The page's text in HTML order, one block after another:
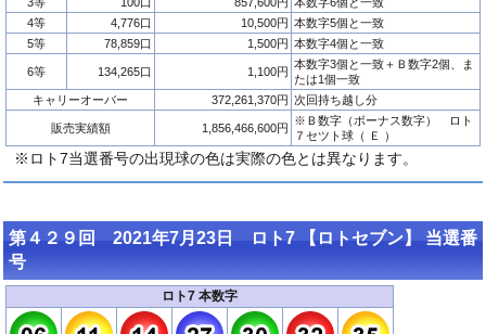
4等
4,776口 10,500円 本数字5個と一致
5等
78,859口 1,500円 本数字4個と一致
6等 134,265口 1,100円
本数字3個と一致＋Ｂ数字2個、ま
たは1個一致
キャリーオーバー
372,261,370円 次回持ち越し分
販売実績額 1,856,466,600円
※Ｂ数字（ボーナス数字） ロト
７セツト球（ Ｅ ）
※ロト7当選番号の出現球の色は実際の色とは異なります。
第４２９回 2021年7月23日 ロト7 【ロトセブン】 当選番
号
ロト7 本数字